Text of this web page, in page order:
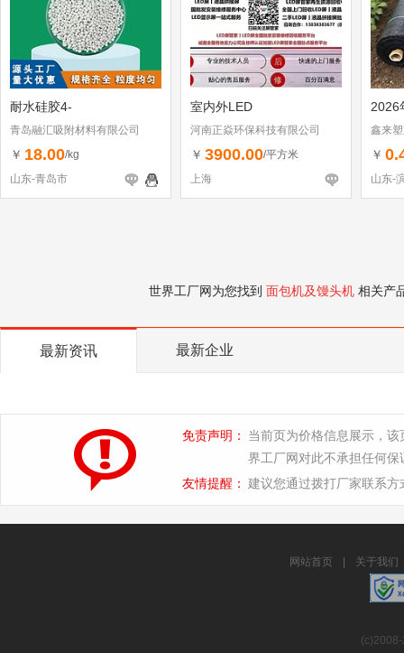
耐水硅胶4-
青岛融汇吸附材料有限公司
￥ 18.00/kg
山东-青岛市
室内外LED
河南正焱环保科技有限公司
￥ 3900.00/平方米
上海
2026
鑫来
￥
山东-
世界工厂网为您找到 面包机及馒头机 相关产
最新资讯 最新企业
免责声明：
当前页为价格信息展示，
界工厂网对此不承担任何保
友情提醒： 建议您通过拨打厂家联系
网站首页 关于我们